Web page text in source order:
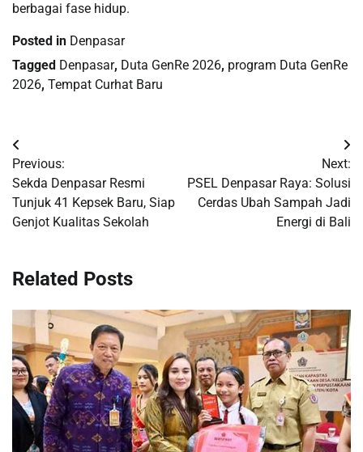
berbagai fase hidup.
Posted in Denpasar
Tagged Denpasar, Duta GenRe 2026, program Duta GenRe
2026, Tempat Curhat Baru
Post
navigation
Previous:
Sekda Denpasar Resmi
Tunjuk 41 Kepsek Baru, Siap
Genjot Kualitas Sekolah
Next:
PSEL Denpasar Raya: Solusi
Cerdas Ubah Sampah Jadi
Energi di Bali
Related Posts